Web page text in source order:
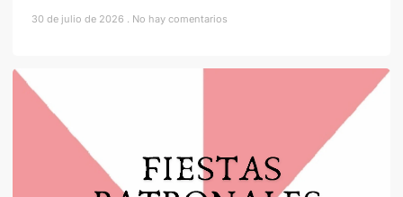
30 de julio de 2026 No hay comentarios